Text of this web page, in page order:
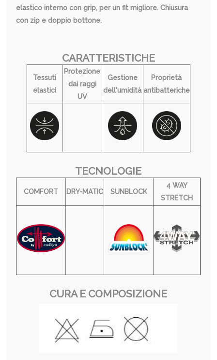
elastico interno con grip, per un fit migliore. Chiusura
con zip e doppio bottone.
CARATTERISTICHE
Tessuti
elastici
Protezione
dai raggi
UV
Gestione
dell'umidità
Proprietà
antibatteriche
TECNOLOGIE
COMFORT DRY-MATIC SUNBLOCK
4 WAY
STRETCH
CURA E COMPOSIZIONE